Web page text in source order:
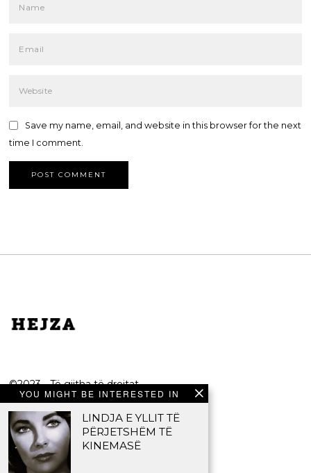
Save my name, email, and website in this browser for the next
time I comment.
YOU MIGHT BE INTERESTED IN
LINDJA E YLLIT TË
PËRJETSHËM TË
KINEMASË
©2023 - Të gjitha të drejtat
e rezervuara.
HEJZA